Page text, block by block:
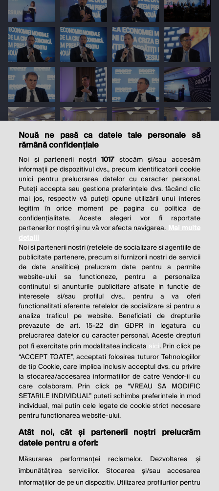
THE SOCIAL RESPONSIBILITY OF
BUSINESS IS TO INCREASE ITS
PROFITS.
Milton Friedman
© 2026 Profit.ro. Toate drepturile rezervate.
Dezvoltat de1616.ro
Contact Publicitate
Politica de cookie Politica de
confidențialitate
Setări cookies
Nouă ne pasă ca datele tale personale să
rămână confidențiale
Noi și partenerii noștri1017 stocăm și/sau accesăm
informații pe dispozitivul dvs., precum identificatorii cookie
unici pentru prelucrarea datelor cu caracter personal.
Puteți accepta sau gestiona preferințele dvs. făcând clic
mai jos, respectiv vă puteți opune utilizării unui interes
legitim în orice moment pe pagina cu politica de
confidențialitate. Aceste alegeri vor fi raportate
partenerilor noștri și nu vă vor afecta navigarea. Mai multe
detalii
Noi si partenerii nostri (retelele de socializare si agentiile de
publicitate partenere, precum si furnizorii nostri de servicii
de date analitice) prelucram date pentru a permite
website-ului sa functioneze, pentru a personaliza
continutul si anunturile publicitare afisate in functie de
interesele si/sau profilul dvs., pentru a va oferi
functionalitati aferente retelelor de socializare si pentru a
analiza traficul pe website. Beneficiati de drepturile
prevazute de art. 15-22 din GDPR in legatura cu
prelucrarea datelor cu caracter personal. Aceste drepturi
pot fi exercitate prin modalitatea indicata aici. Prin click pe
“ACCEPT TOATE”, acceptati folosirea tuturor Tehnologiilor
de tip Cookie, care implica inclusiv acceptul dvs. cu privire
la stocarea/accesarea informatiilor de catre Vendor-ii cu
care colaboram. Prin click pe “VREAU SA MODIFIC
SETARILE INDIVIDUAL” puteti schimba preferintele in mod
individual, mai putin cele legate de cookie strict necesare
pentru functionarea website-ului.
Atât noi, cât și partenerii noștri prelucrăm
datele pentru a oferi:
Măsurarea performanței reclamelor. Dezvoltarea și
îmbunătățirea serviciilor. Stocarea și/sau accesarea
informațiilor de pe un dispozitiv. Utilizarea profilurilor pentru